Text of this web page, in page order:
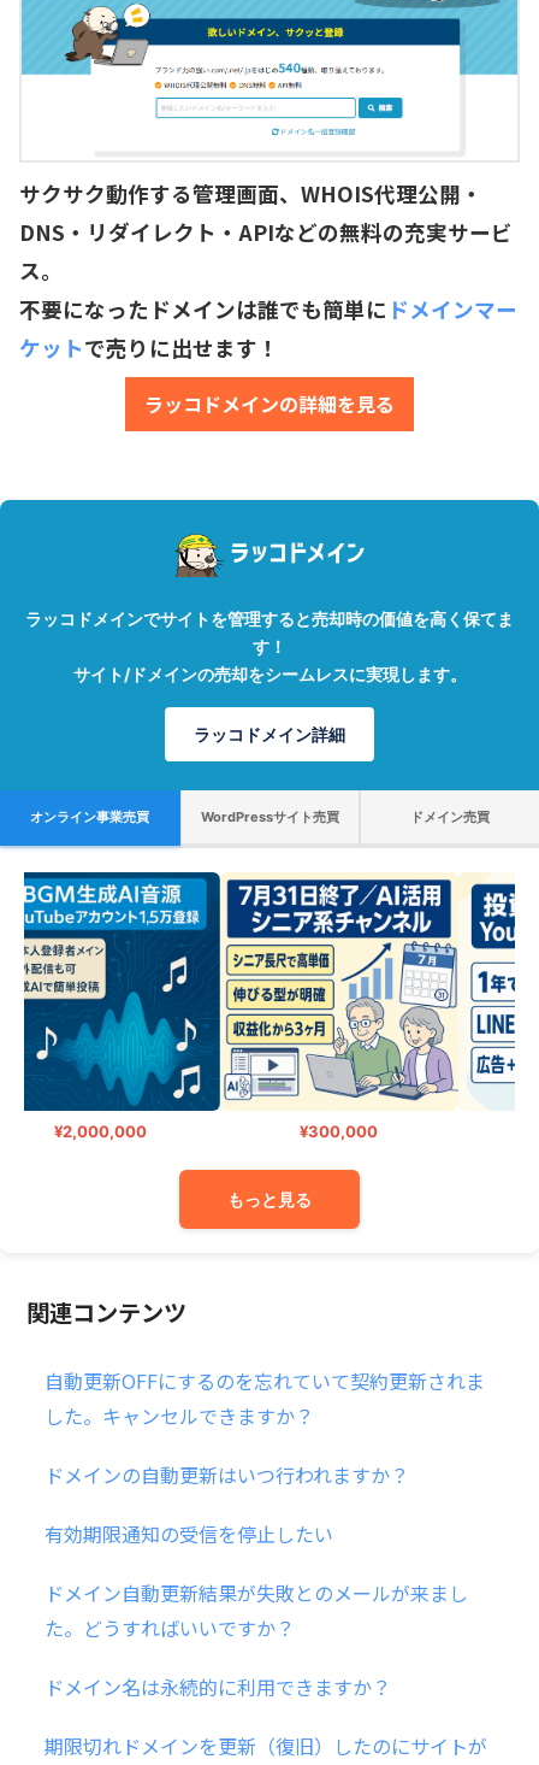
サクサク動作する管理画面、WHOIS代理公開・
DNS・リダイレクト・APIなどの無料の充実サービ
ス。
不要になったドメインは誰でも簡単に ドメインマー
ケットで売りに出せます！
ラッコドメインの詳細を見る
ラッコドメインでサイトを管理すると売却時の価値を高く保てま
す！
サイト/ドメインの売却をシームレスに実現します。
ラッコドメイン詳細
オンライン事業売買 WordPressサイト売買 ドメイン売買
¥2,000,000 ¥300,000
もっと見る
関連コンテンツ
自動更新OFFにするのを忘れていて契約更新されま
した。キャンセルできますか？
ドメインの自動更新はいつ行われますか？
有効期限通知の受信を停止したい
ドメイン自動更新結果が失敗とのメールが来まし
た。どうすればいいですか？
ドメイン名は永続的に利用できますか？
期限切れドメインを更新（復旧）したのにサイトが